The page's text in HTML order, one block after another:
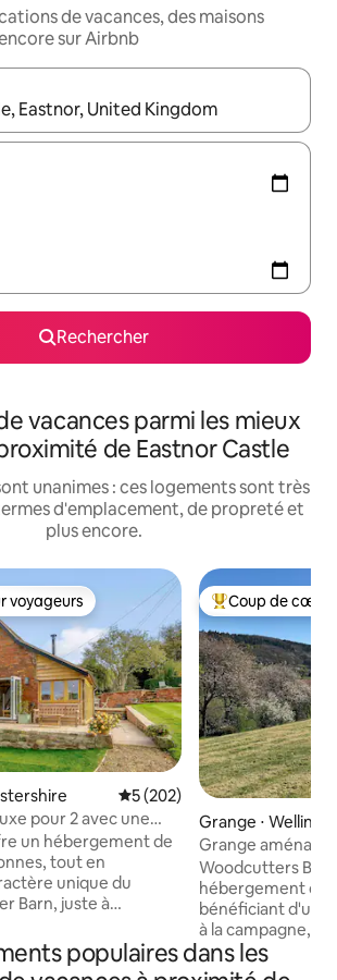
de vacances, des maisons
sur Airbnb
s'affichent, utilisez les flèches vers le
Rechercher
vacances parmi les mieux
de Eastnor Castle
unanimes : ces logements sont très
d'emplacement, de propreté et
plus encore.
les plus appréciés
voyageurs
Évaluation moyenne sur la
5 (202)
pour 2 avec une
un hébergement de
tout en
unique du
Barn, juste à
bénéficie d'un
idyllique, d'une vue
Coups de cœur
Coup de cœur
Grange ⋅
Grange
Ledbury et les
Woodcutters
hébergement de
bénéficiant d'un
à la campagne,
de promenades
inégalées. Situé juste à l'extérieur de la
populaires dans les